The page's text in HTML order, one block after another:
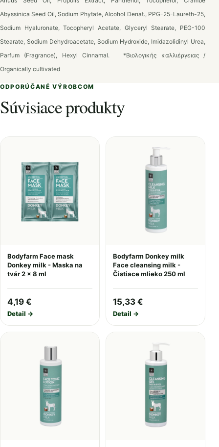
Abyssinica Seed Oil, Sodium Phytate, Alcohol Denat., PPG-25-Laureth-25,
Sodium Hyaluronate, Tocopheryl Acetate, Glyceryl Stearate, PEG-100
Stearate, Sodium Dehydroacetate, Sodium Hydroxide, Imidazolidinyl Urea,
Parfum (Fragrance), Hexyl Cinnamal. *Bιολογικής καλλιέργειας /
Organically cultivated
ODPORÚČANÉ VÝROBCOM
Súvisiace produkty
Bodyfarm Face mask
Donkey milk - Maska na
tvár 2 x 8 ml
4,19 €
Detail →
Bodyfarm Donkey milk
Face cleansing milk -
Čistiace mlieko 250 ml
15,33 €
Detail →